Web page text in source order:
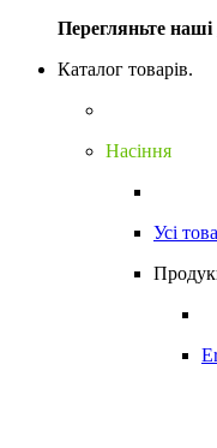
Перегляньте наші
Каталог товарів.
Насіння
Усі